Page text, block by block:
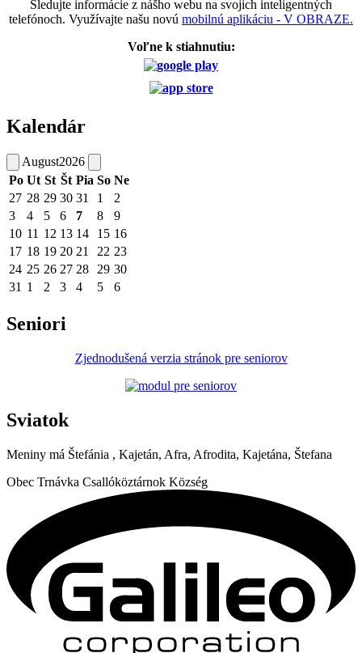
Sledujte informácie z nášho webu na svojich inteligentných
telefónoch. Využívajte našu novú mobilnú aplikáciu - V OBRAZE.
Voľne k stiahnutiu:
Kalendár
August2026
Po Ut St Št Pia So Ne
27 28 29 30 31 1
2
3
4 5 6 7 8
9
10 11 12 13 14 15 16
17 18 19 20 21 22 23
24 25 26 27 28 29 30
31 1 2 3 4 5 6
Seniori
Zjednodušená verzia stránok pre seniorov
Sviatok
Meniny má Štefánia , Kajetán, Afra, Afrodita, Kajetána, Štefana
Obec Trnávka Csallóköztárnok Község